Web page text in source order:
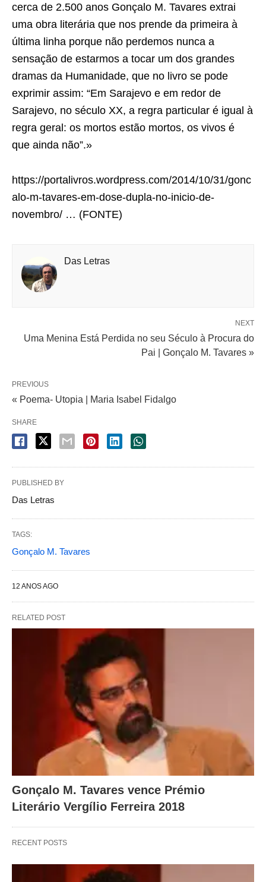
cerca de 2.500 anos Gonçalo M. Tavares extrai
uma obra literária que nos prende da primeira à
última linha porque não perdemos nunca a
sensação de estarmos a tocar um dos grandes
dramas da Humanidade, que no livro se pode
exprimir assim: “Em Sarajevo e em redor de
Sarajevo, no século XX, a regra particular é igual à
regra geral: os mortos estão mortos, os vivos é
que ainda não”.»
https://portalivros.wordpress.com/2014/10/31/gonc
alo-m-tavares-em-dose-dupla-no-inicio-de-
novembro/ … (FONTE)
Das Letras
NEXT
Uma Menina Está Perdida no seu Século à Procura do
Pai | Gonçalo M. Tavares »
PREVIOUS
« Poema- Utopia‏ | Maria Isabel Fidalgo
SHARE
PUBLISHED BY
Das Letras
TAGS:
Gonçalo M. Tavares
12 ANOS AGO
RELATED POST
Gonçalo M. Tavares vence Prémio
Literário Vergílio Ferreira 2018
RECENT POSTS